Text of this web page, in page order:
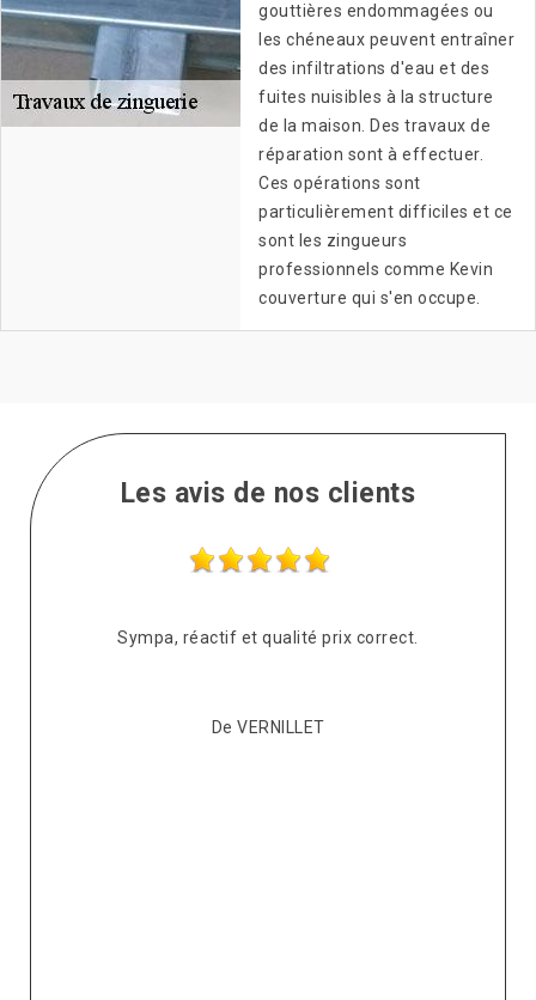
gouttières endommagées ou
les chéneaux peuvent entraîner
des infiltrations d'eau et des
fuites nuisibles à la structure
de la maison. Des travaux de
réparation sont à effectuer.
Ces opérations sont
particulièrement difficiles et ce
sont les zingueurs
professionnels comme Kevin
couverture qui s'en occupe.
Les avis de nos clients
Sympa, réactif et qualité prix correct.
De VERNILLET